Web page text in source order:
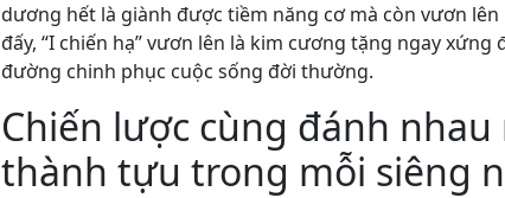
dương hết là giành được tiềm năng cơ mà còn vươn
đấy, “I chiến hạ” vươn lên là kim cương tặng ngay
đường chinh phục cuộc sống đời thường.
Chiến lược cùng đánh
thành tựu trong mỗi siêng